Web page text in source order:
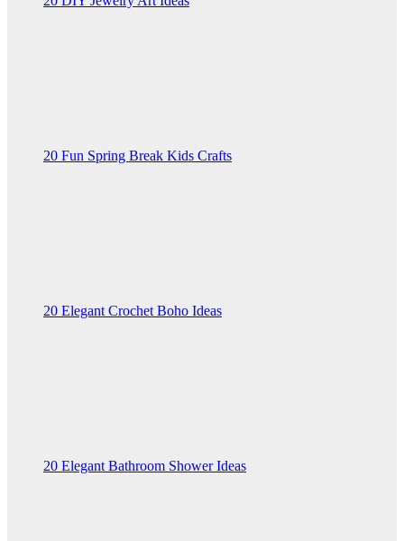
20 Fun Spring Break Kids Crafts
20 Elegant Crochet Boho Ideas
20 Elegant Bathroom Shower Ideas